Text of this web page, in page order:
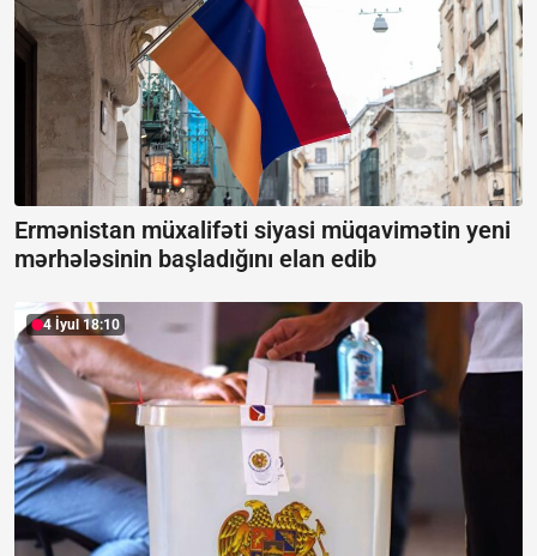
Ermənistan müxalifəti siyasi müqavimətin yeni
mərhələsinin başladığını elan edib
4 İyul 18:10